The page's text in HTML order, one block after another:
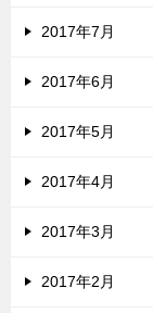
2017年7月
2017年6月
2017年5月
2017年4月
2017年3月
2017年2月